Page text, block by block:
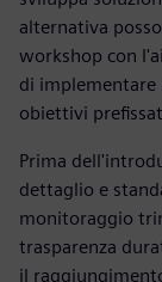
alternativa
workshop con
di implementare
obiettivi
Prima
dettaglio e
monitoraggio
trasparenza
il